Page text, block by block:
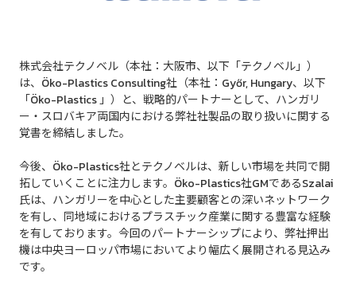
株式会社テクノベル（本社：大阪市、以下「テクノベル」）
は、Öko-Plastics Consulting社（本社：Győr, Hungary、以下
「Öko-Plastics 」）と、戦略的パートナーとして、ハンガリ
ー・スロバキア両国内における弊社社製品の取り扱いに関する
覚書を締結しました。
今後、Öko-Plastics社とテクノベルは、新しい市場を共同で開
拓していくことに注力します。Öko-Plastics社GMであるSzalai
氏は、ハンガリーを中心とした主要顧客との深いネットワーク
を有し、同地域におけるプラスチック産業に関する豊富な経験
を有しております。今回のパートナーシップにより、弊社押出
機は中央ヨーロッパ市場においてより幅広く展開される見込み
です。